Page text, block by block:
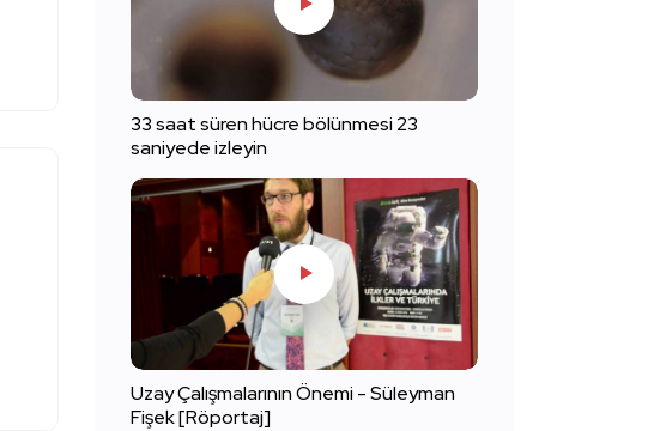
33 saat süren hücre bölünmesi 23
saniyede izleyin
Uzay Çalışmalarının Önemi - Süleyman
Fişek [Röportaj]